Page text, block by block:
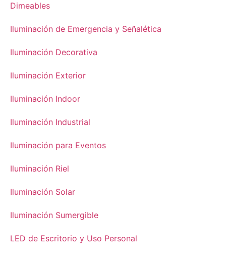
Dimeables
Iluminación de Emergencia y Señalética
Iluminación Decorativa
Iluminación Exterior
Iluminación Indoor
Iluminación Industrial
Iluminación para Eventos
Iluminación Riel
Iluminación Solar
Iluminación Sumergible
LED de Escritorio y Uso Personal